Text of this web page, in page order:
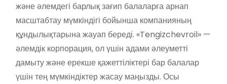
және әлемдегі барлық зағип балаларға арнап
масштабтау мүмкіндігі бойынша компанияның
құндылықтарына жауап береді. «Tengizchevroil» —
әлемдік корпорация, ол үшін адами әлеуметті
дамыту және ерекше қажеттіліктері бар балалар
үшін тең мүмкіндіктер жасау маңызды. Осы